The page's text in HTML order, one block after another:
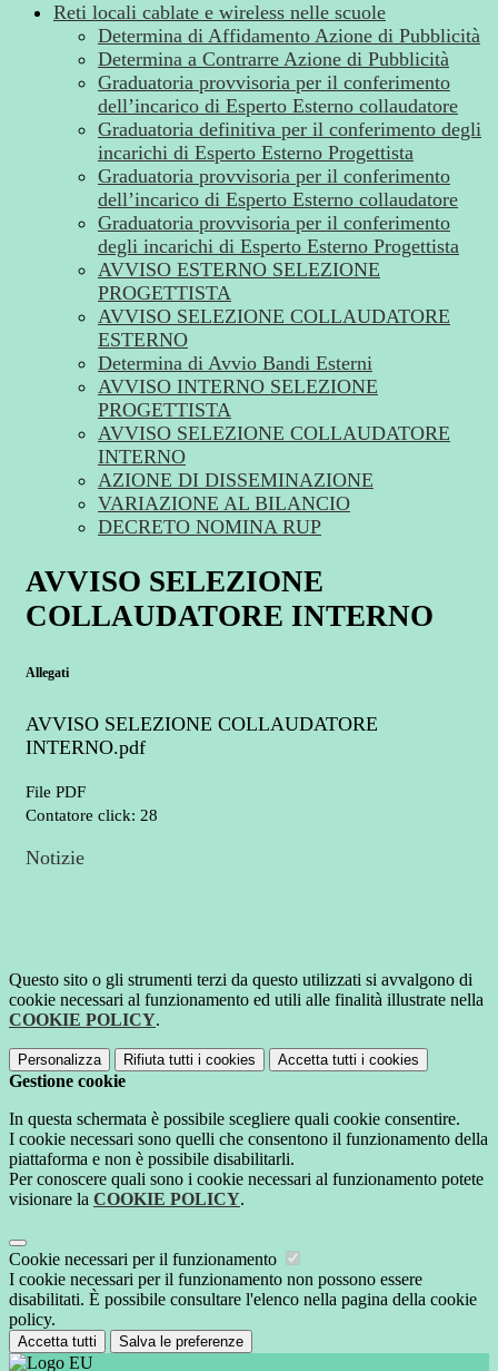
Reti locali cablate e wireless nelle scuole
Determina di Affidamento Azione di Pubblicità
Determina a Contrarre Azione di Pubblicità
Graduatoria provvisoria per il conferimento
dell’incarico di Esperto Esterno collaudatore
Graduatoria definitiva per il conferimento degli
incarichi di Esperto Esterno Progettista
Graduatoria provvisoria per il conferimento
dell’incarico di Esperto Esterno collaudatore
Graduatoria provvisoria per il conferimento
degli incarichi di Esperto Esterno Progettista
AVVISO ESTERNO SELEZIONE
PROGETTISTA
AVVISO SELEZIONE COLLAUDATORE
ESTERNO
Determina di Avvio Bandi Esterni
AVVISO INTERNO SELEZIONE
PROGETTISTA
AVVISO SELEZIONE COLLAUDATORE
INTERNO
AZIONE DI DISSEMINAZIONE
VARIAZIONE AL BILANCIO
DECRETO NOMINA RUP
AVVISO SELEZIONE
COLLAUDATORE INTERNO
Allegati
AVVISO SELEZIONE COLLAUDATORE
INTERNO.pdf
File PDF
Contatore click: 28
Notizie
Questo sito o gli strumenti terzi da questo utilizzati si avvalgono di
cookie necessari al funzionamento ed utili alle finalità illustrate nella
COOKIE POLICY.
Personalizza Rifiuta tutti i cookies Accetta tutti i cookies
Gestione cookie
In questa schermata è possibile scegliere quali cookie consentire.
I cookie necessari sono quelli che consentono il funzionamento della
piattaforma e non è possibile disabilitarli.
Per conoscere quali sono i cookie necessari al funzionamento potete
visionare la COOKIE POLICY.
Cookie necessari per il funzionamento
I cookie necessari per il funzionamento non possono essere
disabilitati. È possibile consultare l'elenco nella pagina della cookie
policy.
Accetta tutti Salva le preferenze